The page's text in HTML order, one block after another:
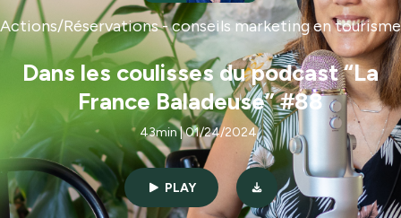
Actions/Réservations - conseils marketing en tourisme
Dans les coulisses du podcast “La
France Baladeuse” #88
43min | 01/24/2024
PLAY